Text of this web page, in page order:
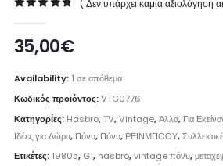
( Δεν υπάρχει καμία αξιολόγηση
35,00€
Availability: 1 σε απόθεμα
Κωδικός προϊόντος:VTG0776
Κατηγορίες: Hasbro,TV,Vintage,Άλλα, Για
Ιδέες για Δώρα, Πόνυ, Πόνυ, ΡΕΙΝΜΠΟΟΥ,
Ετικέτες: 1980s, G1, hasbro,vintage πόνυ,